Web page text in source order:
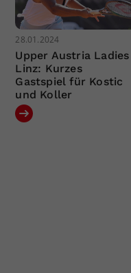
28.01.2024
Upper Austria Ladies
Linz: Kurzes
Gastspiel für Kostic
und Koller